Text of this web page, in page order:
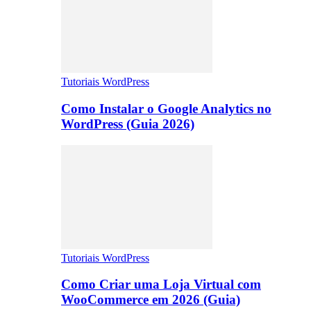
Tutoriais WordPress
Como Instalar o Google Analytics no
WordPress (Guia 2026)
Tutoriais WordPress
Como Criar uma Loja Virtual com
WooCommerce em 2026 (Guia)